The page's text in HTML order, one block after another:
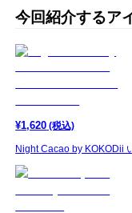
今回紹介するア
¥1,620 (税込)
Night Cacao by KOKODii